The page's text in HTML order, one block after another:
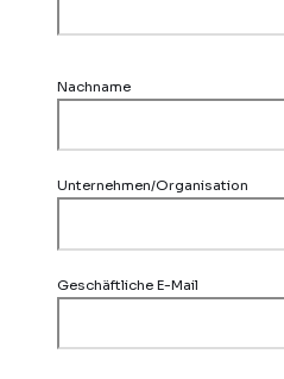
Nachname
Unternehmen/Organisation
Geschäftliche E-Mail